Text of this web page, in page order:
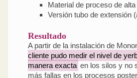
Material de proceso de
Versión tubo de extensión
Resultado
A partir de la instalación de
cliente pudo medir el nivel de
manera exacta en los silos y no
más fallas en los procesos